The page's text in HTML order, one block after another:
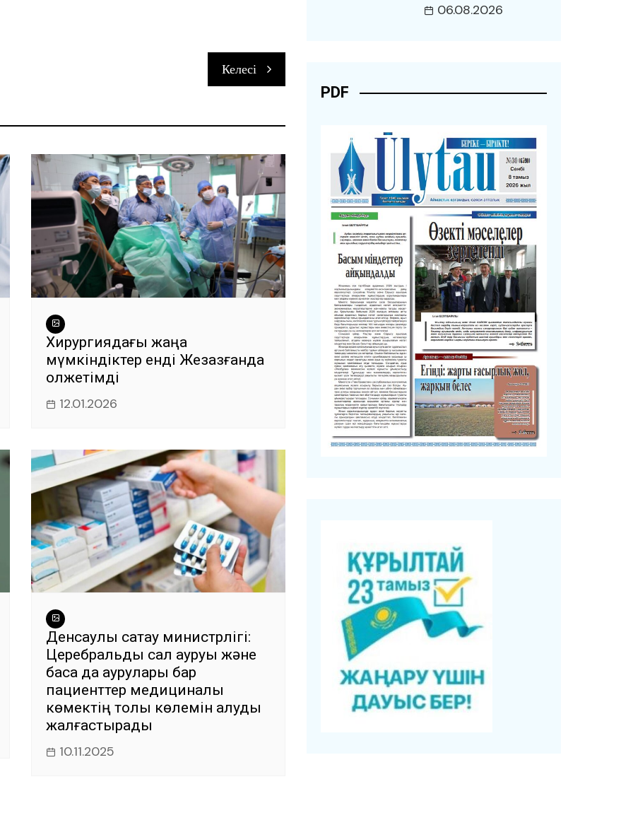
Келесі
Хирургиядағы жаңа
мүмкіндіктер енді Жезқазғанда
қолжетімді
12.01.2026
Денсаулық сақтау министрлігі:
Церебральды сал ауруы және
басқа да аурулары бар
пациенттер медициналық
көмектің толық көлемін алуды
жалғастырады
10.11.2025
06.08.2026
PDF